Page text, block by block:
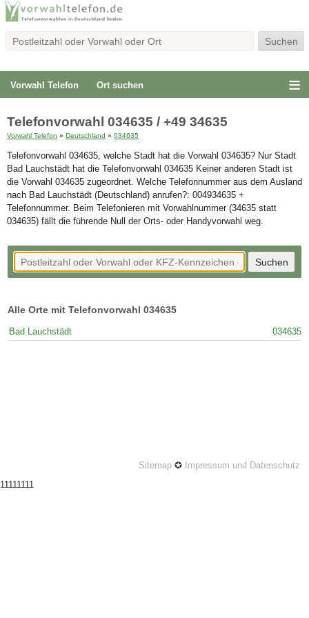
Vorwahl Telefon Ort suchen
Telefonvorwahl 034635 / +49 34635
Vorwahl Telefon » Deutschland » 034635
Telefonvorwahl 034635, welche Stadt hat die Vorwahl 034635? Nur Stadt
Bad Lauchstädt hat die Telefonvorwahl 034635 Keiner anderen Stadt ist
die Vorwahl 034635 zugeordnet. Welche Telefonnummer aus dem Ausland
nach Bad Lauchstädt (Deutschland) anrufen?: 004934635 +
Telefonnummer. Beim Telefonieren mit Vorwahlnummer (34635 statt
034635) fällt die führende Null der Orts- oder Handyvorwahl weg.
Alle Orte mit Telefonvorwahl 034635
Bad Lauchstädt 034635
Sitemap ✪ Impressum und Datenschutz
11111111